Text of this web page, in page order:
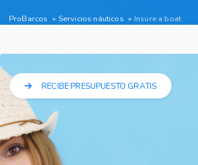
ProBarcos Servicios náuticos Insure a boat
RECIBE PRESUPUESTO GRATIS